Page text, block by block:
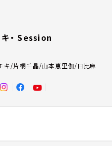
・ Session
キ/片桐千晶/山本恵里伽/日比麻